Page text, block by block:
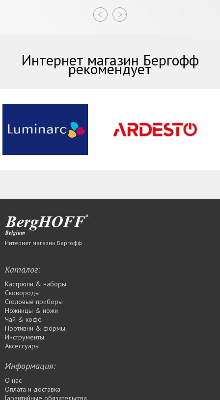
Интернет магазин Бергофф
рекомендует
Интернет магазин Бергофф
Каталог:
Кастрюли & наборы
Сковороды
Столовые приборы
Ножницы & ножи
Чай & кофе
Противни & формы
Инструменты
Аксессуары
Информация:
О нас_____
Оплата и доставка
Гарантийные обязательства